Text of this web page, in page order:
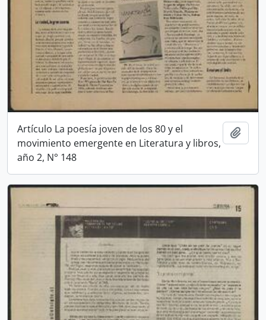
Artículo La poesía joven de los 80 y el
movimiento emergente en Literatura y libros,
año 2, N° 148